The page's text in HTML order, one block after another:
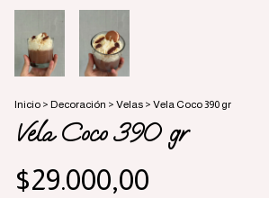
Inicio > Decoración > Velas > Vela Coco 390 gr
Vela Coco 390 gr
$29.000,00